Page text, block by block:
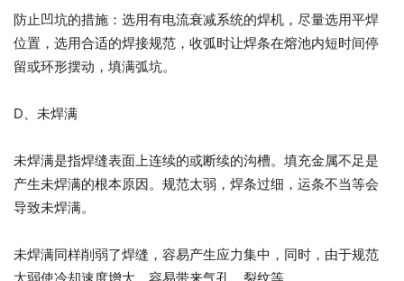
防止凹坑的措施：选用有电流衰减系统的焊机，尽量选用平焊
位置，选用合适的焊接规范，收弧时让焊条在熔池内短时间停
留或环形摆动，填满弧坑。
D、未焊满
未焊满是指焊缝表面上连续的或断续的沟槽。填充金属不足是
产生未焊满的根本原因。规范太弱，焊条过细，运条不当等会
导致未焊满。
未焊满同样削弱了焊缝，容易产生应力集中，同时，由于规范